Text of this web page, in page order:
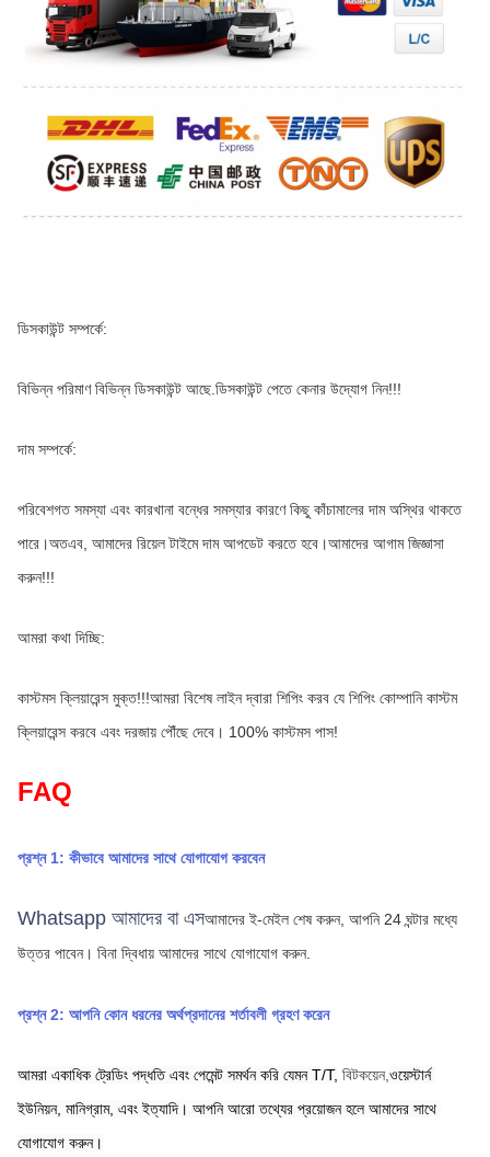
ডিসকাউন্ট সম্পর্কে:
বিভিন্ন পরিমাণ বিভিন্ন ডিসকাউন্ট আছে.ডিসকাউন্ট পেতে কেনার উদ্যোগ নিন!!!
দাম সম্পর্কে:
পরিবেশগত সমস্যা এবং কারখানা বন্ধের সমস্যার কারণে কিছু কাঁচামালের দাম অস্থির থাকতে
পারে।অতএব, আমাদের রিয়েল টাইমে দাম আপডেট করতে হবে।আমাদের আগাম জিজ্ঞাসা
করুন!!!
আমরা কথা দিচ্ছি:
কাস্টমস ক্লিয়ারেন্স মুক্ত!!!আমরা বিশেষ লাইন দ্বারা শিপিং করব যে শিপিং কোম্পানি কাস্টম
ক্লিয়ারেন্স করবে এবং দরজায় পৌঁছে দেবে। 100% কাস্টমস পাস!
FAQ
প্রশ্ন 1: কীভাবে আমাদের সাথে যোগাযোগ করবেন
Whatsapp আমাদের বা এসআমাদের ই-মেইল শেষ করুন, আপনি 24 ঘন্টার মধ্যে
উত্তর পাবেন। বিনা দ্বিধায় আমাদের সাথে যোগাযোগ করুন.
প্রশ্ন 2: আপনি কোন ধরনের অর্থপ্রদানের শর্তাবলী গ্রহণ করেন
আমরা একাধিক ট্রেডিং পদ্ধতি এবং পেমেন্ট সমর্থন করি যেমন T/T, বিটকয়েন,ওয়েস্টার্ন
ইউনিয়ন, মানিগ্রাম, এবং ইত্যাদি। আপনি আরো তথ্যের প্রয়োজন হলে আমাদের সাথে
যোগাযোগ করুন।